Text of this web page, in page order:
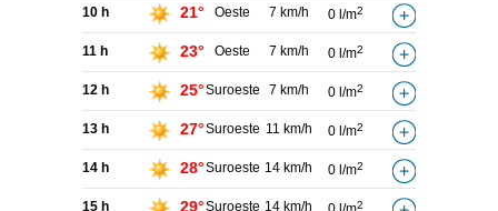
10 h 21° Oeste 7 km/h 0 l/m2
11 h 23° Oeste 7 km/h 0 l/m2
12 h 25°Suroeste 7 km/h 0 l/m2
13 h 27°Suroeste 11 km/h 0 l/m2
14 h 28°Suroeste 14 km/h 0 l/m2
15 h 29°Suroeste 14 km/h 2